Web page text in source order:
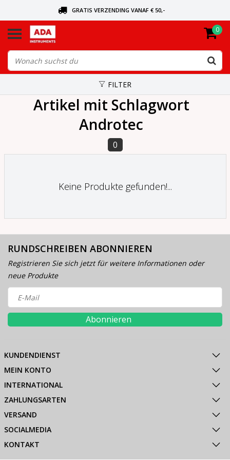
GRATIS VERZENDING VANAF € 50,-
VANDAAG BESTELD, VANDAAG VERZONDEN
0
FILTER
Artikel mit Schlagwort
Androtec
0
Keine Produkte gefunden!...
RUNDSCHREIBEN ABONNIEREN
Registrieren Sie sich jetzt für weitere Informationen oder
neue Produkte
Abonnieren
KUNDENDIENST
MEIN KONTO
INTERNATIONAL
ZAHLUNGSARTEN
VERSAND
SOCIALMEDIA
KONTAKT